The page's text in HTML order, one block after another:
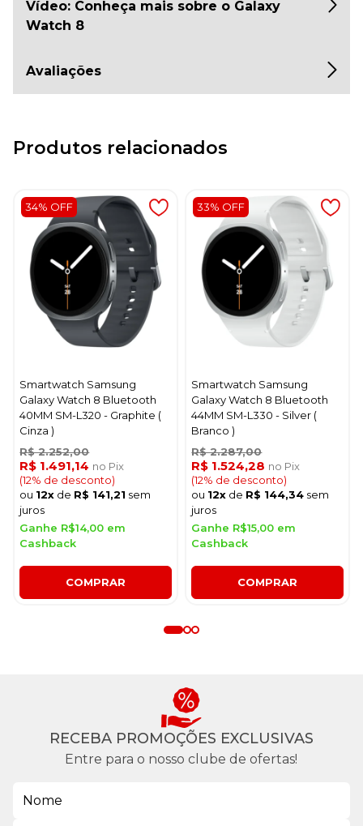
Vídeo: Conheça mais sobre o Galaxy
Watch 8
Avaliações
Produtos relacionados
34% OFF
Smartwatch Samsung
Galaxy Watch 8 Bluetooth
40MM SM-L320 - Graphite (
Cinza )
R$ 2.252,00
R$ 1.491,14 no Pix
(12% de desconto)
ou 12x de R$ 141,21 sem
juros
Ganhe R$14,00 em
Cashback
COMPRAR
33% OFF
Smartwatch Samsung
Galaxy Watch 8 Bluetooth
44MM SM-L330 - Silver (
Branco )
R$ 2.287,00
R$ 1.524,28 no Pix
(12% de desconto)
ou 12x de R$ 144,34 sem
juros
Ganhe R$15,00 em
Cashback
COMPRAR
RECEBA PROMOÇÕES EXCLUSIVAS
Entre para o nosso clube de ofertas!